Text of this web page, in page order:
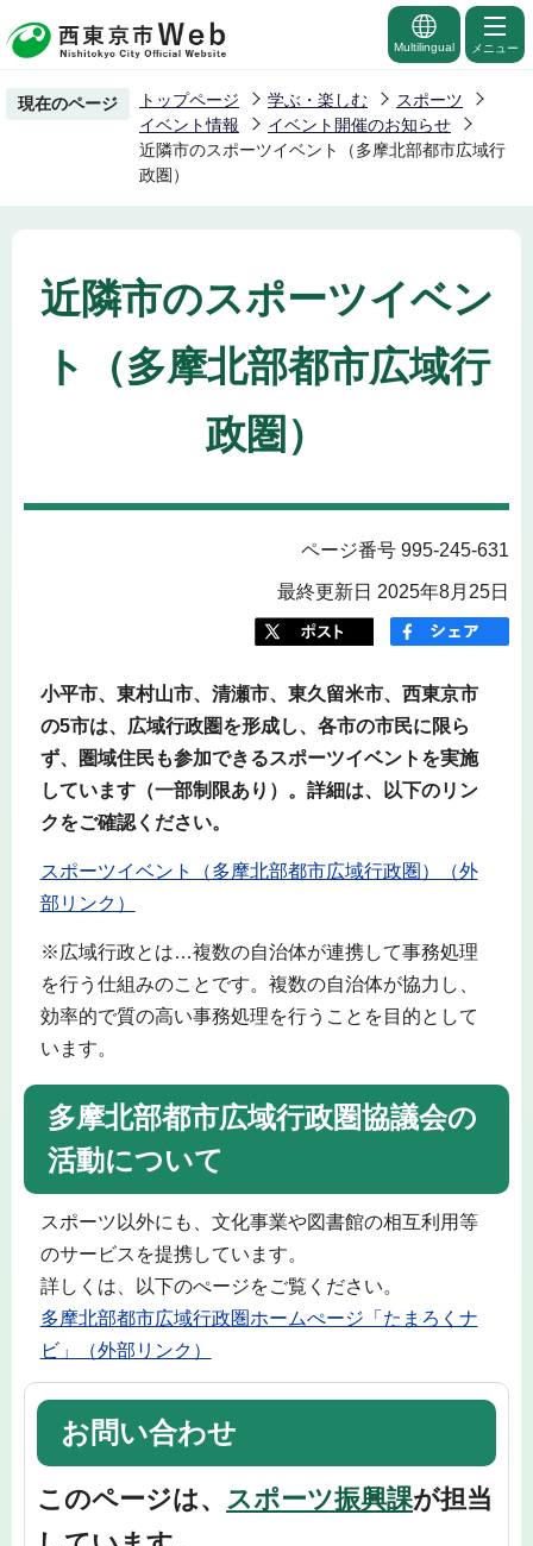
の
ー
先
頭
Multilingual メニュー
現在のページ トップページ 学ぶ・楽しむ
スポーツ
イベント情報
イベント開催のお知らせ
近隣市のスポーツイベント（多摩北部都市広域行
政圏）
近隣市のスポーツイベン
ト（多摩北部都市広域行
政圏）
ページ番号 995-245-631
最終更新日 2025年8月25日
小平市、東村山市、清瀬市、東久留米市、西東京市
の5市は、広域行政圏を形成し、各市の市民に限ら
ず、圏域住民も参加できるスポーツイベントを実施
しています（一部制限あり）。詳細は、以下のリン
クをご確認ください。
スポーツイベント（多摩北部都市広域行政圏）（外
部リンク）
※広域行政とは…複数の自治体が連携して事務処理
を行う仕組みのことです。複数の自治体が協力し、
効率的で質の高い事務処理を行うことを目的として
います。
多摩北部都市広域行政圏協議会の
活動について
スポーツ以外にも、文化事業や図書館の相互利用等
のサービスを提携しています。
詳しくは、以下のぺージをご覧ください。
多摩北部都市広域行政圏ホームぺージ「たまろくナ
ビ」（外部リンク）
お問い合わせ
このページは、 スポーツ振興課が担当